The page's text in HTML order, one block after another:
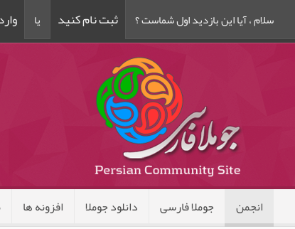
سلام ، آیا این بازدید اول شماست ؟ ثبت نام کنید یا
انجمن جوملا فارسی دانلود جوملا افزونه ها